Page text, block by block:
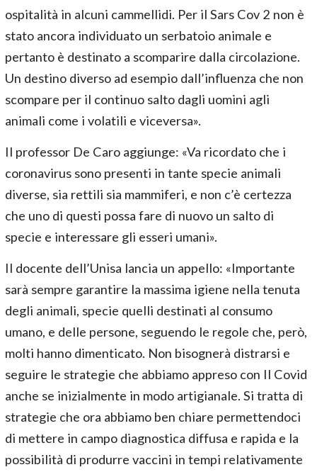
ospitalità in alcuni cammellidi. Per il Sars Cov 2 non è
stato ancora individuato un serbatoio animale e
pertanto è destinato a scomparire dalla circolazione.
Un destino diverso ad esempio dall’influenza che non
scompare per il continuo salto dagli uomini agli
animali come i volatili e viceversa».
Il professor De Caro aggiunge: «Va ricordato che i
coronavirus sono presenti in tante specie animali
diverse, sia rettili sia mammiferi, e non c’è certezza
che uno di questi possa fare di nuovo un salto di
specie e interessare gli esseri umani».
Il docente dell’Unisa lancia un appello: «Importante
sarà sempre garantire la massima igiene nella tenuta
degli animali, specie quelli destinati al consumo
umano, e delle persone, seguendo le regole che, però,
molti hanno dimenticato. Non bisognerà distrarsi e
seguire le strategie che abbiamo appreso con Il Covid
anche se inizialmente in modo artigianale. Si tratta di
strategie che ora abbiamo ben chiare permettendoci
di mettere in campo diagnostica diffusa e rapida e la
possibilità di produrre vaccini in tempi relativamente